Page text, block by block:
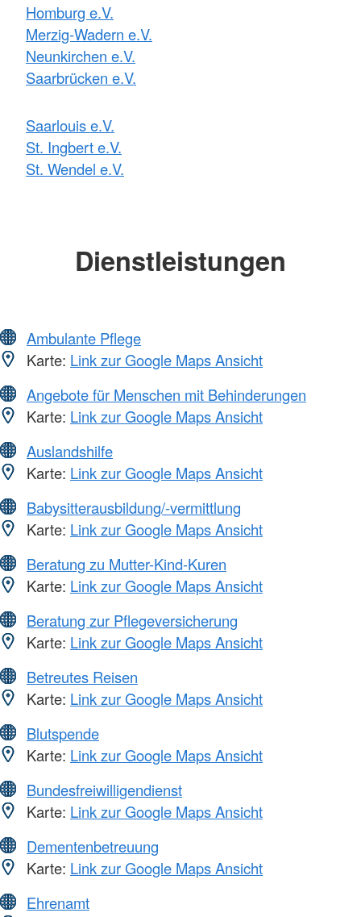
Homburg e.V.
Merzig-Wadern e.V.
Neunkirchen e.V.
Saarbrücken e.V.
Saarlouis e.V.
St. Ingbert e.V.
St. Wendel e.V.
Dienstleistungen
Ambulante Pflege
Karte: Link zur Google Maps Ansicht
Angebote für Menschen mit Behinderungen
Karte: Link zur Google Maps Ansicht
Auslandshilfe
Karte: Link zur Google Maps Ansicht
Babysitterausbildung/-vermittlung
Karte: Link zur Google Maps Ansicht
Beratung zu Mutter-Kind-Kuren
Karte: Link zur Google Maps Ansicht
Beratung zur Pflegeversicherung
Karte: Link zur Google Maps Ansicht
Betreutes Reisen
Karte: Link zur Google Maps Ansicht
Blutspende
Karte: Link zur Google Maps Ansicht
Bundesfreiwilligendienst
Karte: Link zur Google Maps Ansicht
Dementenbetreuung
Karte: Link zur Google Maps Ansicht
Ehrenamt